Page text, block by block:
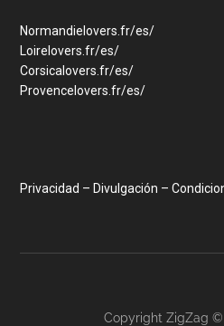
Normandielovers.fr/es/
Loirelovers.fr/es/
Corsicalovers.fr/es/
Provencelovers.fr/es/
Privacidad – Divulgación –
Copyright ZigZag ©